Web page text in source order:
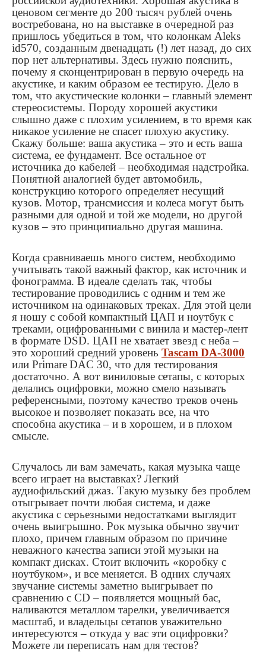
ценовом сегменте до 200 тысяч рублей очень
востребована, но на выставке в очередной раз
пришлось убедиться в том, что колонкам Aleks
id570, созданным двенадцать (!) лет назад, до сих
пор нет альтернативы. Здесь нужно пояснить,
почему я сконцентрирован в первую очередь на
акустике, и каким образом ее тестирую. Дело в
том, что акустические колонки – главный элемент
стереосистемы. Породу хорошей акустики
слышно даже с плохим усилением, в то время как
никакое усиление не спасет плохую акустику.
Скажу больше: ваша акустика – это и есть ваша
система, ее фундамент. Все остальное от
источника до кабелей – необходимая надстройка.
Понятной аналогией будет автомобиль,
конструкцию которого определяет несущий
кузов. Мотор, трансмиссия и колеса могут быть
разными для одной и той же модели, но другой
кузов – это принципиально другая машина.
Когда сравниваешь много систем, необходимо
учитывать такой важный фактор, как источник и
фонограмма. В идеале сделать так, чтобы
тестирование проводились с одним и тем же
источником на одинаковых треках. Для этой цели
я ношу с собой компактный ЦАП и ноутбук с
треками, оцифрованными с винила и мастер-лент
в формате DSD. ЦАП не хватает звезд с неба –
это хороший средний уровень Tascam DA-3000
или PrimareDAC 30, что для тестирования
достаточно. А вот виниловые сетапы, с которых
делались оцифровки, можно смело называть
референсными, поэтому качество треков очень
высокое и позволяет показать все, на что
способна акустика – и в хорошем, и в плохом
смысле.
Случалось ли вам замечать, какая музыка чаще
всего играет на выставках? Легкий
аудиофильский джаз. Такую музыку без проблем
отыгрывает почти любая система, и даже
акустика с серьезными недостатками выглядит
очень выигрышно. Рок музыка обычно звучит
плохо, причем главным образом по причине
неважного качества записи этой музыки на
компакт дисках. Стоит включить «коробку с
ноутбуком», и все меняется. В одних случаях
звучание системы заметно выигрывает по
сравнению с CD – появляется мощный бас,
наливаются металлом тарелки, увеличивается
масштаб, и владельцы сетапов уважительно
интересуются – откуда у вас эти оцифровки?
Можете ли переписать нам для тестов?